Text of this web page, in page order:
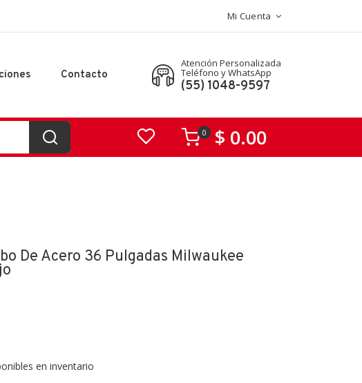
Mi Cuenta
Contacto
Atención Personalizada
Teléfono y WhatsApp
(55) 1048-9597
$ 0.00
0
De Acero 36 Pulgadas Milwaukee
en inventario